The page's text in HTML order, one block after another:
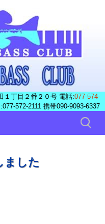
丁目２番２０号 電話:077-574-
572-2111 携帯090-9093-6337
検
索:
ました